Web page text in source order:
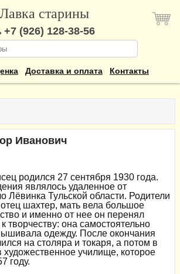
Лавка старины
+7 (926) 128-38-56
Доставка и оплата Контакты
Иванович
родился 27 сентября 1930 года.
являлось удаленное от
Лёвинка Тульской области. Родители
шахтер, мать вела большое
и именно от нее он перенял
творчеству: она самостоятельно
одежду. После окончания
на столяра и токаря, а потом в
художественное училище, которое
году.